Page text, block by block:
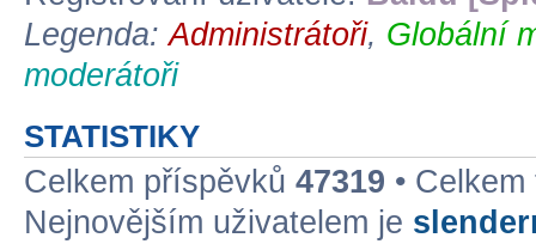
Legenda:Administrátoři, Globální
moderátoři
STATISTIKY
Celkem příspěvků 47319 •
Nejnovějším uživatelem je